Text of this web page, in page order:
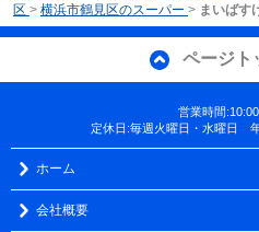
区 > 横浜市鶴見区のスーパー > まいばす
ページト
営業時間
定休日:毎週火曜日・水曜日
ホーム
会社概要